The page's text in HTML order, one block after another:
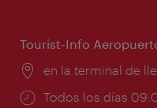
Tourist-Info
Lugar:
en la terminal de
Horarios
Todos los días